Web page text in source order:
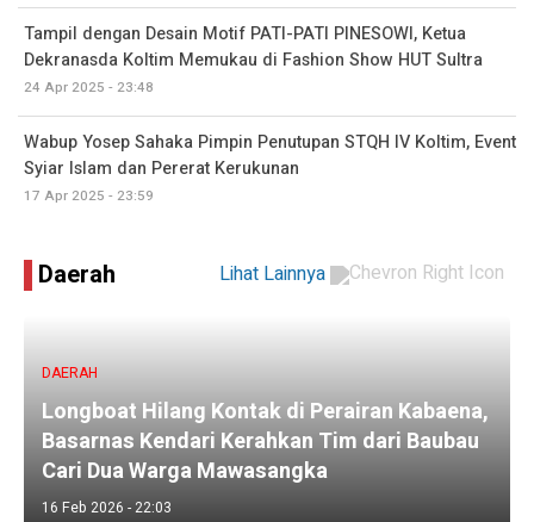
Tampil dengan Desain Motif PATI-PATI PINESOWI, Ketua
Dekranasda Koltim Memukau di Fashion Show HUT Sultra
24 Apr 2025 - 23:48
Wabup Yosep Sahaka Pimpin Penutupan STQH IV Koltim, Event
Syiar Islam dan Pererat Kerukunan
17 Apr 2025 - 23:59
Daerah Lihat Lainnya
DAERAH
Longboat Hilang Kontak di Perairan Kabaena,
Basarnas Kendari Kerahkan Tim dari Baubau
Cari Dua Warga Mawasangka
16 Feb 2026 - 22:03